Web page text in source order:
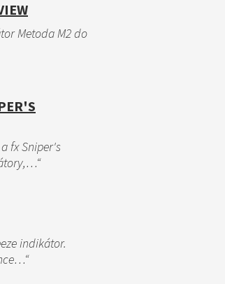
Metoda M2 do
fx Sniper's
indikátor.